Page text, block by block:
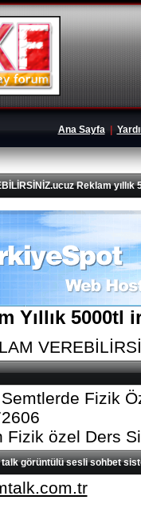
Ana Sayfa|
Reklam yıllık
Yıllık
Fizik
Fizik özel Ders
görüntülü sesli sohbet